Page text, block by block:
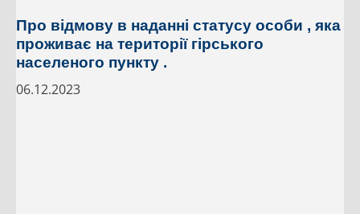
Про відмову в наданні статусу особи , яка
проживає на території гірського
населеного пункту .
06.12.2023